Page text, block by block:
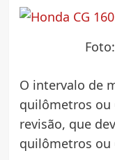
O intervalo de
quilômetros ou
revisão, que
quilômetros ou